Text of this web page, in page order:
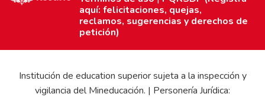
aquí: felicitaciones, quejas,
reclamos, sugerencias y derechos de
petición)
Institución de education superior sujeta a la inspección y
vigilancia del Mineducación. | Personería Jurídica: